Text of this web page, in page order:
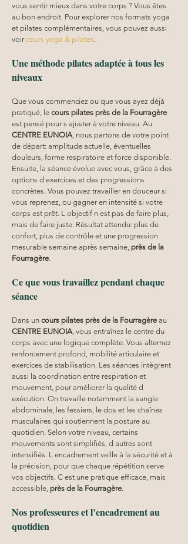
vous sentir mieux dans votre corps ? Vous êtes
au bon endroit. Pour explorer nos formats yoga
et pilates complémentaires, vous pouvez aussi
voir cours yoga & pilates.
Une méthode pilates adaptée à tous les
niveaux
Que vous commenciez ou que vous ayez déjà
pratiqué, le cours pilates près de la Fourragère
est pensé pour s ajuster à votre niveau. Au
CENTRE EUNOIA , nous partons de votre point
de départ: amplitude actuelle, éventuelles
douleurs, forme respiratoire et force disponible.
Ensuite, la séance évolue avec vous, grâce à des
options d exercices et des progressions
concrètes. Vous pouvez travailler en douceur si
vous reprenez, ou gagner en intensité si votre
corps est prêt. L objectif n est pas de faire plus,
mais de faire juste. Résultat attendu: plus de
confort, plus de contrôle et une progression
mesurable semaine après semaine, près de la
Fourragère.
Ce que vous travaillez pendant chaque
séance
Dans un cours pilates près de la Fourragère au
CENTRE EUNOIA , vous entraînez le centre du
corps avec une logique complète. Vous alternez
renforcement profond, mobilité articulaire et
exercices de stabilisation. Les séances intègrent
aussi la coordination entre respiration et
mouvement, pour améliorer la qualité d
exécution. On travaille notamment la sangle
abdominale, les fessiers, le dos et les chaînes
musculaires qui soutiennent la posture au
quotidien. Selon votre niveau, certains
mouvements sont simplifiés, d autres sont
intensifiés. L encadrement veille à la sécurité et à
la précision, pour que chaque répétition serve
vos objectifs. C est une pratique efficace, mais
accessible, près de la Fourragère.
Nos professeures et l’encadrement au
quotidien